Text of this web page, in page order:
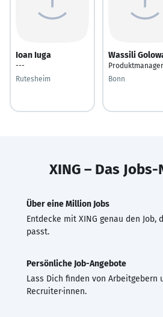
Ioan Iuga
---
Rutesheim
Wassili
Produktmanager
Bonn
XING – Das
Über eine Million Jobs
Entdecke mit XING genau den Job,
passt.
Persönliche Job-Angebote
Lass Dich finden von Arbeitgebern
Recruiter·innen.